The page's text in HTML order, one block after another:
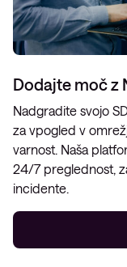
Dodajte moč z
Nadgradite svojo
za vpogled v
varnost. Naša
24/7 preglednost,
incidente.